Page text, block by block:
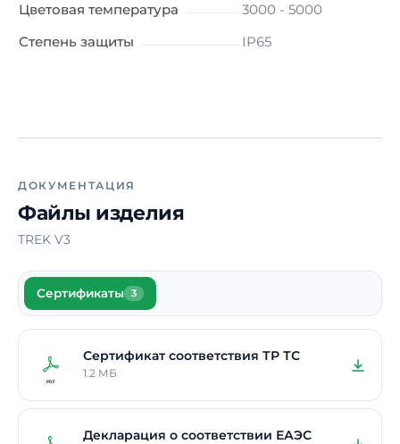
Цветовая температура
3000 - 5000
Степень защиты
IP65
ДОКУМЕНТАЦИЯ
Файлы изделия
TREK V3
Сертификаты 3
Сертификат соответствия ТР ТС
1.2 МБ
Декларация о соответствии ЕАЭС